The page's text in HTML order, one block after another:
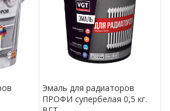
Эмаль для радиаторов
ПРОФИ супербелая 0,5 кг.